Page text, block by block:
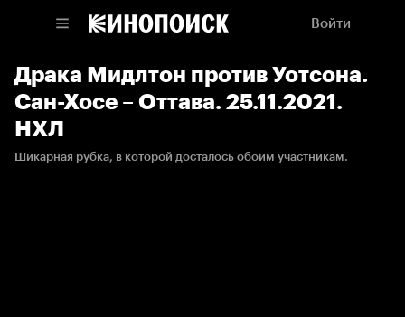
Войти
Драка Мидлтон против Уотсона.
Сан-Хосе – Оттава. 25.11.2021.
НХЛ
Шикарная рубка, в которой досталось обоим участникам.